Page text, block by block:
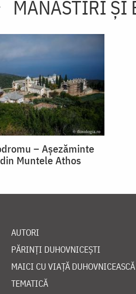
MĂNĂSTIRI ȘI
– Așezăminte
Muntele Athos
AUTORI
PĂRINȚI DUHOVNICEȘTI
MAICI CU VIAȚĂ DUHOVNICEASCĂ
TEMATICĂ